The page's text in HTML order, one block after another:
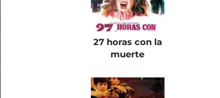
27 horas con la
muerte